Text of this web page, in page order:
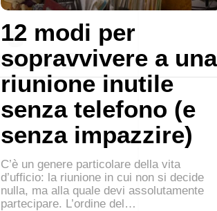
12 modi per
sopravvivere a una
riunione inutile
senza telefono (e
senza impazzire)
C’è un genere particolare della vita
d’ufficio: la riunione in cui non si decide
nulla, ma alla quale devi assolutamente
partecipare. L’ordine del…